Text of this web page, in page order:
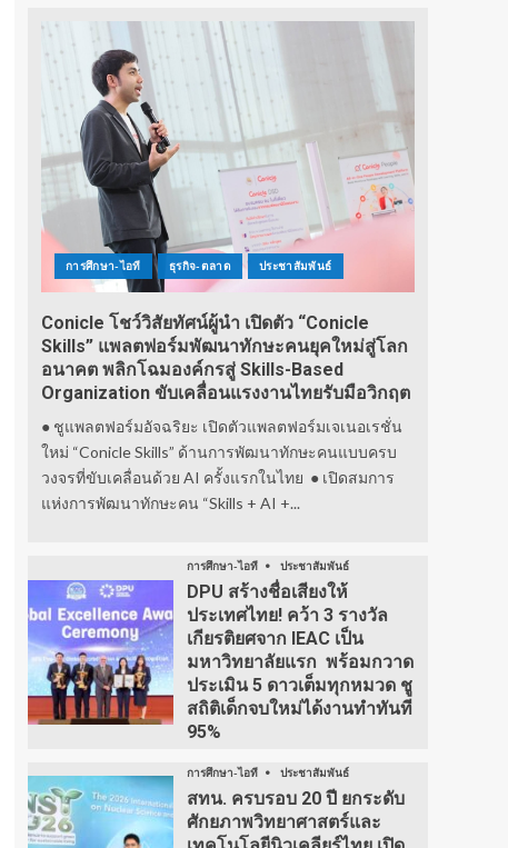
การศึกษา-ไอที ธุรกิจ-ตลาด ประชาสัมพันธ์
Conicle โชว์วิสัยทัศน์ผู้นำ เปิดตัว “Conicle
Skills” แพลตฟอร์มพัฒนาทักษะคนยุคใหม่สู่โลก
อนาคต พลิกโฉมองค์กรสู่ Skills-Based
Organization ขับเคลื่อนแรงงานไทยรับมือวิกฤต
● ชูแพลตฟอร์มอัจฉริยะ เปิดตัวแพลตฟอร์มเจเนอเรชั่น
ใหม่ “Conicle Skills” ด้านการพัฒนาทักษะคนแบบครบ
วงจรที่ขับเคลื่อนด้วย AI ครั้งแรกในไทย ● เปิดสมการ
แห่งการพัฒนาทักษะคน “Skills + AI +...
การศึกษา-ไอที ประชาสัมพันธ์
DPU สร้างชื่อเสียงให้
ประเทศไทย! คว้า 3 รางวัล
เกียรติยศจาก IEAC เป็น
มหาวิทยาลัยแรก พร้อมกวาด
ประเมิน 5 ดาวเต็มทุกหมวด ชู
สถิติเด็กจบใหม่ได้งานทำทันที
95%
การศึกษา-ไอที ประชาสัมพันธ์
สทน. ครบรอบ 20 ปี ยกระดับ
ศักยภาพวิทยาศาสตร์และ